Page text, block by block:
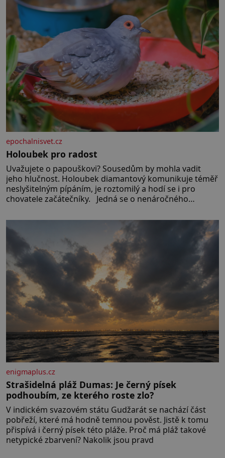
epochalnisvet.cz
Holoubek pro radost
Uvažujete o papouškovi? Sousedům by mohla vadit
jeho hlučnost. Holoubek diamantový komunikuje téměř
neslyšitelným pípáním, je roztomilý a hodí se i pro
chovatele začátečníky. Jedná se o nenáročného
času tráví na zemi, kde sbírá zbytky semínek Jeho
domovinou je prakticky celá Austrálie s výjimkou
pobřežní oblasti.
enigmaplus.cz
Strašidelná pláž Dumas: Je černý písek
podhoubím, ze kterého roste zlo?
V indickém svazovém státu Gudžarát se nachází část
pobřeží, které má hodně temnou pověst. Jistě k tomu
přispívá i černý písek této pláže. Proč má pláž takové
netypické zbarvení? Nakolik jsou pravd